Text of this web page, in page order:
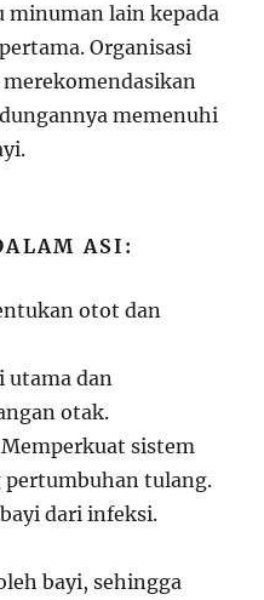
minuman lain kepada
Organisasi
memenuhi
ASI:
otot dan
utama dan
otak.
Memperkuat sistem
tulang.
dari infeksi.
bayi, sehingga